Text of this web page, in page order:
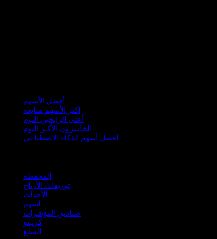
أفضل الأسهم
أكثر الأسهم متابعة
أعلى الرابحين اليوم
الخاسرون الأكبر اليوم
أفضل أسهم الذكاء الاصطناعي
المحفظة
توزيعات الأرباح
الأحداث
أسهم
صناديق المؤشرات
كريبتو
السلع